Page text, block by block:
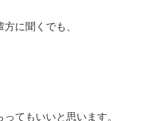
に聞くでも、
てもいいと思います。